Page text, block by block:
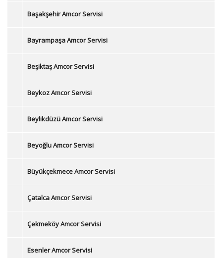
Başakşehir Amcor Servisi
Bayrampaşa Amcor Servisi
Beşiktaş Amcor Servisi
Beykoz Amcor Servisi
Beylikdüzü Amcor Servisi
Beyoğlu Amcor Servisi
Büyükçekmece Amcor Servisi
Çatalca Amcor Servisi
Çekmeköy Amcor Servisi
Esenler Amcor Servisi